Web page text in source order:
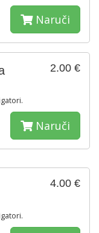
Naruči
2.00 €
Naruči
4.00 €